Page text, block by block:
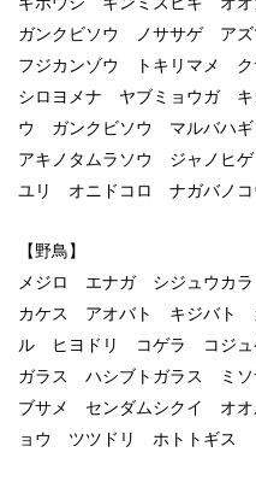
ガンクビソウ ノササゲ ア
フジカンゾウ トキリマメ
シロヨメナ ヤブミョウガ
ウ ガンクビソウ マルバハ
アキノタムラソウ ジャノ
ユリ オニドコロ ナガバノコ
【野鳥】
メジロ エナガ シジュウ
カケス アオバト キジバト
ル ヒヨドリ コゲラ コジ
ガラス ハシブトガラス ミ
ブサメ センダムシクイ オ
ョウ ツツドリ ホトトギス